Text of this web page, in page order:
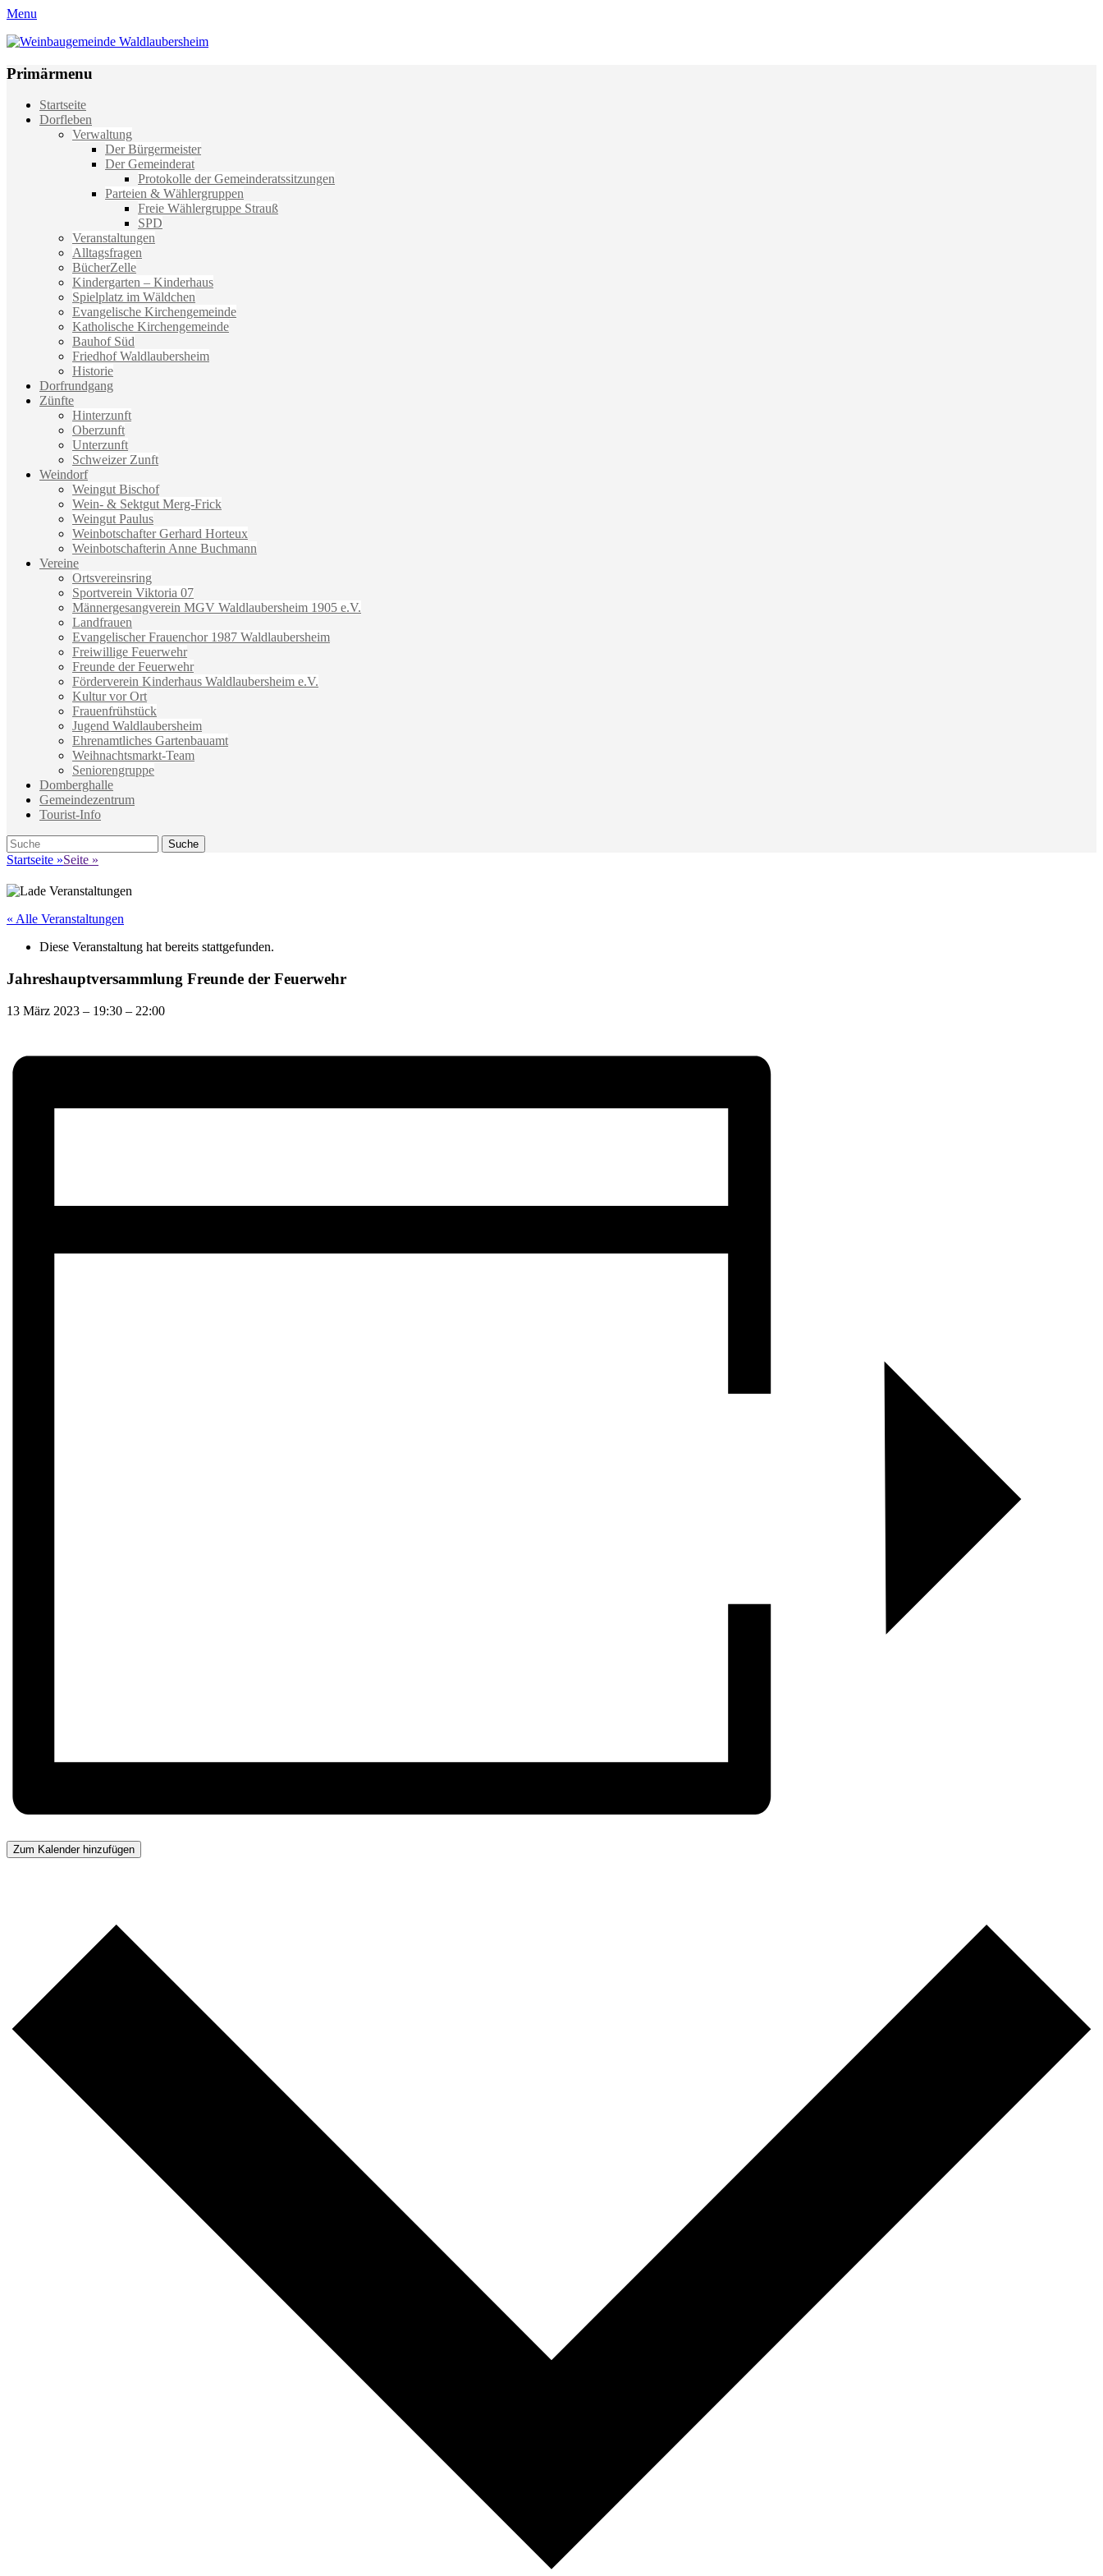
Menu
Weinbaugemeinde Waldlaubersheim
Primärmenu
Weiter
zum
Startseite
Dorfleben
Verwaltung
Der Bürgermeister
Der Gemeinderat
Protokolle der Gemeinderatssitzungen
Parteien & Wählergruppen
Freie Wählergruppe Strauß
SPD
Veranstaltungen
Alltagsfragen
BücherZelle
Kindergarten – Kinderhaus
Spielplatz im Wäldchen
Evangelische Kirchengemeinde
Katholische Kirchengemeinde
Bauhof Süd
Friedhof Waldlaubersheim
Historie
Dorfrundgang
Zünfte
Hinterzunft
Oberzunft
Unterzunft
Schweizer Zunft
Weindorf
Weingut Bischof
Wein- & Sektgut Merg-Frick
Weingut Paulus
Weinbotschafter Gerhard Horteux
Weinbotschafterin Anne Buchmann
Vereine
Ortsvereinsring
Sportverein Viktoria 07
Männergesangverein MGV Waldlaubersheim 1905 e.V.
Landfrauen
Evangelischer Frauenchor 1987 Waldlaubersheim
Freiwillige Feuerwehr
Freunde der Feuerwehr
Förderverein Kinderhaus Waldlaubersheim e.V.
Kultur vor Ort
Frauenfrühstück
Jugend Waldlaubersheim
Ehrenamtliches Gartenbauamt
Weihnachtsmarkt-Team
Seniorengruppe
Domberghalle
Gemeindezentrum
Tourist-Info
Suche
Suche
nach:
Startseite »Seite »
« Alle Veranstaltungen
Diese Veranstaltung hat bereits stattgefunden.
Jahreshauptversammlung Freunde der Feuerwehr
13 März 2023 – 19:30 – 22:00
Zum Kalender hinzufügen